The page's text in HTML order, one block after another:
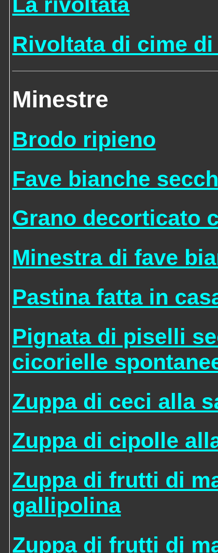
Rivoltata di cime
Minestre
Brodo ripieno
Fave bianche
Grano decorticato
Minestra di fave
Pastina fatta in
Pignata di piselli
cicorielle
Zuppa di ceci alla
Zuppa di cipolle
Zuppa di frutti di
gallipolina
Zuppa di frutti di